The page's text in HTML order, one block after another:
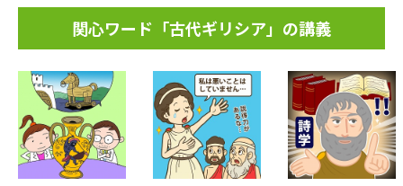
関心ワード「古代ギリシア」の講義